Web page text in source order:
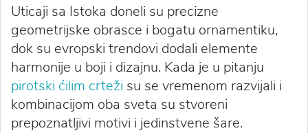
Uticaji sa Istoka doneli su precizne
geometrijske obrasce i bogatu ornamentiku,
dok su evropski trendovi dodali elemente
harmonije u boji i dizajnu. Kada je u pitanju
pirotski ćilim crteži su se vremenom razvijali i
kombinacijom oba sveta su stvoreni
prepoznatljivi motivi i jedinstvene šare.